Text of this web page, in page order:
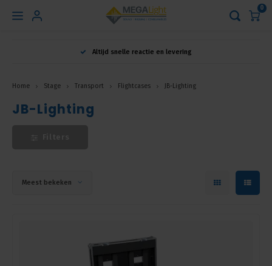
Hoofdmenu
Nederlands
Français
0
Altijd snelle reactie en levering
Home Stage Transport Flightcases JB-Lighting
JB-Lighting
Meest bekeken